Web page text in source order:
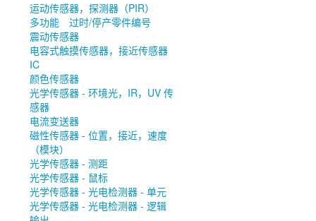
运动传感器，探测器（PIR）
多功能
过时/停产零件编号
震动传感器
电容式触摸传感器，接近传感器
IC
颜色传感器
光学传感器 - 环境光，IR，UV 传
感器
电流变送器
磁性传感器 - 位置，接近，速度
（模块）
光学传感器 - 测距
光学传感器 - 鼠标
光学传感器 - 光电检测器 - 单元
光学传感器 - 光电检测器 - 逻辑